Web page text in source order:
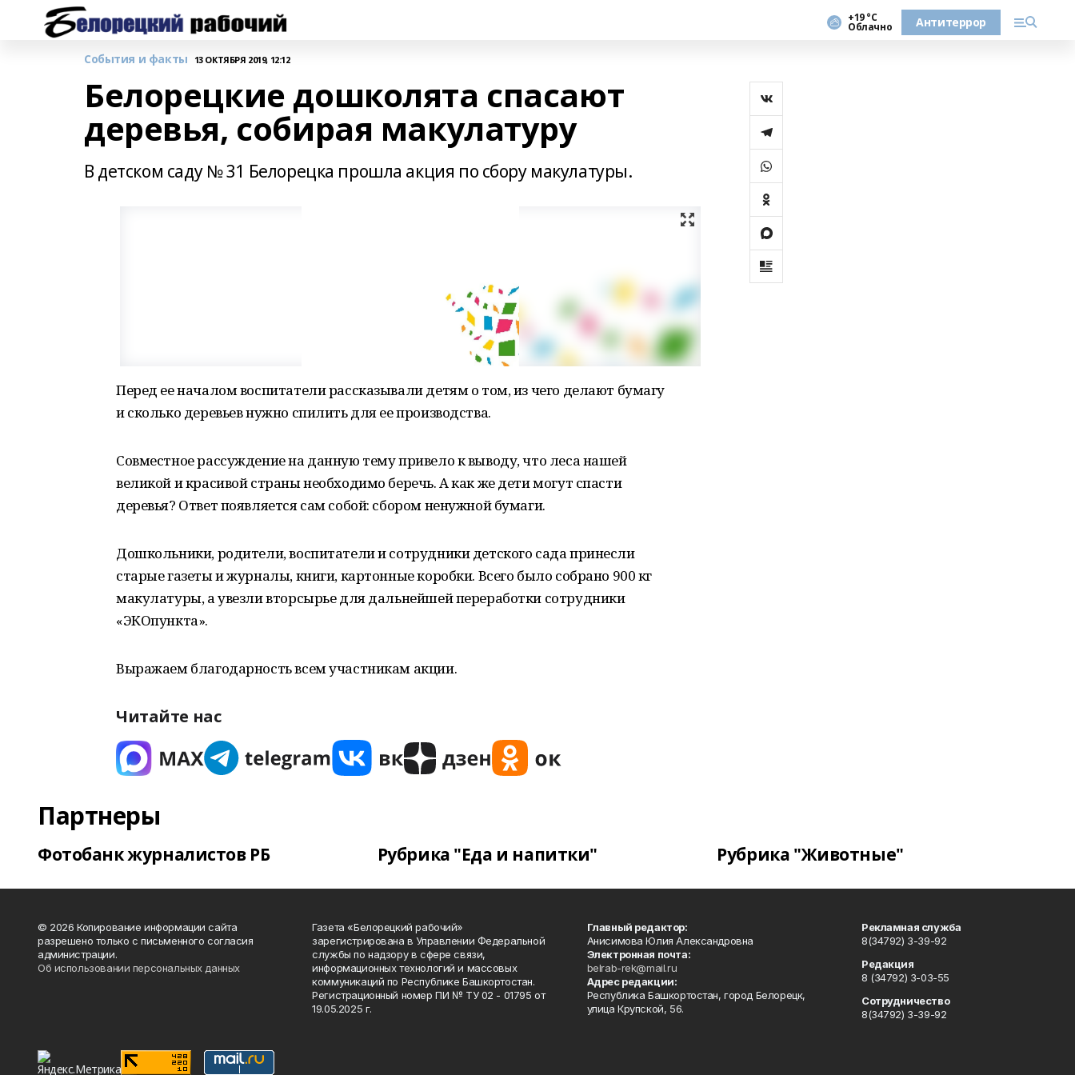
+19 °С
Облачно Антитеррор
События и факты 13 ОКТЯБРЯ 2019, 12:12
Белорецкие дошколята спасают
деревья, собирая макулатуру
В детском саду № 31 Белорецка прошла акция по сбору макулатуры.
Перед ее началом воспитатели рассказывали детям о том, из чего делают бумагу
и сколько деревьев нужно спилить для ее производства.
Совместное рассуждение на данную тему привело к выводу, что леса нашей
великой и красивой страны необходимо беречь. А как же дети могут спасти
деревья? Ответ появляется сам собой: сбором ненужной бумаги.
Дошкольники, родители, воспитатели и сотрудники детского сада принесли
старые газеты и журналы, книги, картонные коробки. Всего было собрано 900 кг
макулатуры, а увезли вторсырье для дальнейшей переработки сотрудники
«ЭКОпункта».
Выражаем благодарность всем участникам акции.
Читайте нас
Партнеры
Фотобанк журналистов РБ Рубрика "Еда и напитки" Рубрика "Животные"
© 2026 Копирование информации сайта
разрешено только с письменного согласия
администрации.
Об использовании персональных данных
Газета «Белорецкий рабочий»
зарегистрирована в Управлении Федеральной
службы по надзору в сфере связи,
информационных технологий и массовых
коммуникаций по Республике Башкортостан.
Регистрационный номер ПИ № ТУ 02 - 01795 от
19.05.2025 г.
Главный редактор:
Анисимова Юлия Александровна
Электронная почта:
belrab-rek@mail.ru
Адрес редакции:
Республика Башкортостан, город Белорецк,
улица Крупской, 56.
Рекламная служба
8(34792) 3-39-92
Редакция
8 (34792) 3-03-55
Сотрудничество
8(34792) 3-39-92